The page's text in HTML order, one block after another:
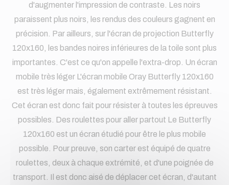
d'augmenter l'impression de contraste. Les noirs
paraissent plus noirs, les rendus des couleurs gagnent en
précision. Par ailleurs, sur l'écran de projection Butterfly
120x160, les bandes noires inférieures de la toile sont plus
importantes. C'est ce qu'on appelle l'extra-drop. Un écran
mobile très léger L'écran mobile Oray Butterfly 120x160
est très léger mais, également extrêmement résistant.
Cet écran est donc fait pour résister à toutes les épreuves
possibles. Des roulettes pour aller partout Le Butterfly
120x160 est un écran étudié pour être le plus mobile
possible. Pour preuve, son carter est équipé de quatre
roulettes, deux à chaque extrémité, et d'une poignée de
transport. Il est donc aisé de déplacer cet écran, d'autant